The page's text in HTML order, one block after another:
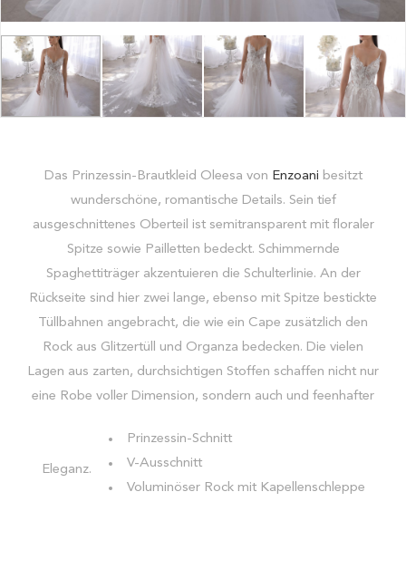
Das Prinzessin-Brautkleid Oleesa von Enzoani besitzt
wunderschöne, romantische Details. Sein tief
ausgeschnittenes Oberteil ist semitransparent mit floraler
Spitze sowie Pailletten bedeckt. Schimmernde
Spaghettiträger akzentuieren die Schulterlinie. An der
Rückseite sind hier zwei lange, ebenso mit Spitze bestickte
Tüllbahnen angebracht, die wie ein Cape zusätzlich den
Rock aus Glitzertüll und Organza bedecken. Die vielen
Lagen aus zarten, durchsichtigen Stoffen schaffen nicht nur
eine Robe voller Dimension, sondern auch und feenhafter
Eleganz.
Prinzessin-Schnitt
V-Ausschnitt
Voluminöser Rock mit Kapellenschleppe